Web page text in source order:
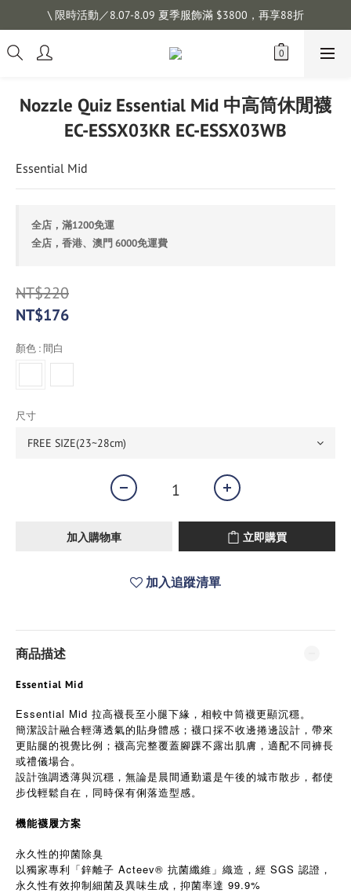
註冊會員拿購物金 $100，滿$1200免運
\ 限時活動／8.07-8.09 夏季服飾滿 $3800，再享88折
註冊會員拿購物金 $100，滿$1200免運
Nozzle Quiz Essential Mid 中高筒休閒襪
EC-ESSX03KR EC-ESSX03WB
Essential Mid
全店，滿1200免運
全店，香港、澳門 6000免運費
NT$220
NT$176
顏色 : 間白
尺寸
加入購物車 立即購買
加入追蹤清單
商品描述
Essential Mid
Essential Mid 拉高襪長至小腿下緣，相較中筒襪更顯沉穩。
簡潔設計融合輕薄透氣的貼身體感；襪口採不收邊捲邊設計，帶來
更貼腿的視覺比例；襪高完整覆蓋腳踝不露出肌膚，適配不同褲長
或禮儀場合。
設計強調透薄與沉穩，無論是晨間通勤還是午後的城市散步，都使
步伐輕鬆自在，同時保有俐落造型感。
機能襪履方案
永久性的抑菌除臭
以獨家專利「鋅離子 Acteev® 抗菌纖維」織造，經 SGS 認證，
永久性有效抑制細菌及異味生成，抑菌率達 99.9%